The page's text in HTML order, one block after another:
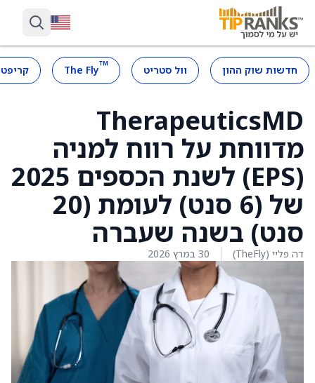
חדשות שוק ההון וול סטריט ™
The Fly
TherapeuticsMD
מדווחת על רווח למניה
(EPS) לשנת הכספים 2025
של (6 סנט) לעומת (20
סנט) בשנה שעברה
דה פליי (TheFly) 30 במרץ 2026